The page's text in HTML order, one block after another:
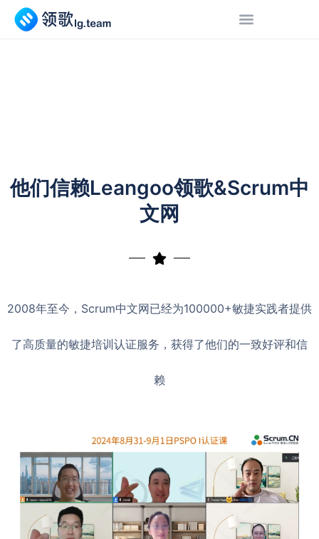
他们信赖Leangoo领歌&Scrum中
文网​
2008年至今，Scrum中文网已经为100000+敏捷实践者提供
了高质量的敏捷培训认证服务，获得了他们的一致好评和信
赖